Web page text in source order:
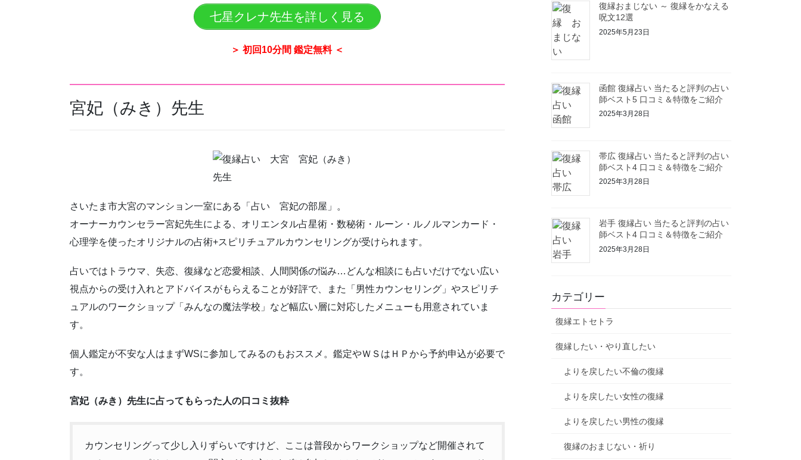
七星クレナ先生を詳しく見る
＞ 初回10分間 鑑定無料 ＜
宮妃（みき）先生
さいたま市大宮のマンション一室にある「占い 宮妃の部屋」。
オーナーカウンセラー宮妃先生による、オリエンタル占星術・数秘術・ルーン・ルノルマンカード・
心理学を使ったオリジナルの占術+スピリチュアルカウンセリングが受けられます。
占いではトラウマ、失恋、復縁など恋愛相談、人間関係の悩み…どんな相談にも占いだけでない広い
視点からの受け入れとアドバイスがもらえることが好評で、また「男性カウンセリング」やスピリチ
ュアルのワークショップ「みんなの魔法学校」など幅広い層に対応したメニューも用意されていま
す。
個人鑑定が不安な人はまずWSに参加してみるのもおススメ。鑑定やＷＳはＨＰから予約申込が必要で
す。
宮妃（みき）先生に占ってもらった人の口コミ抜粋
カウンセリングって少し入りずらいですけど、ここは普段からワークショップなど開催されて
復縁おまじない ～ 復縁をかなえる
呪文12選
2025年5月23日
函館 復縁占い 当たると評判の占い
師ベスト5 口コミ＆特徴をご紹介
2025年3月28日
帯広 復縁占い 当たると評判の占い
師ベスト4 口コミ＆特徴をご紹介
2025年3月28日
岩手 復縁占い 当たると評判の占い
師ベスト4 口コミ＆特徴をご紹介
2025年3月28日
カテゴリー
復縁エトセトラ
復縁したい・やり直したい
よりを戻したい不倫の復縁
よりを戻したい女性の復縁
よりを戻したい男性の復縁
復縁のおまじない・祈り